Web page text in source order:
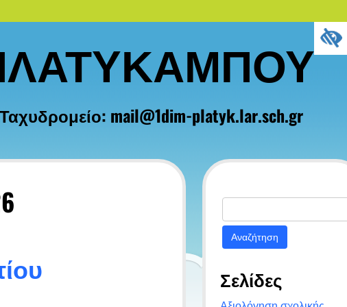
mail@1dim-platyk.lar.sch.gr
Αναζήτηση
Σελίδες